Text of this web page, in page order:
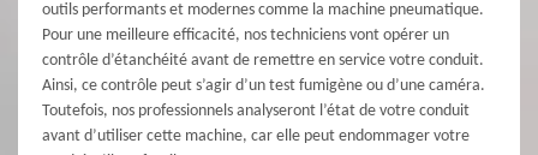
outils performants et modernes comme la machine pneumatique.
Pour une meilleure efficacité, nos techniciens vont opérer un
contrôle d’étanchéité avant de remettre en service votre conduit.
Ainsi, ce contrôle peut s’agir d’un test fumigène ou d’une caméra.
Toutefois, nos professionnels analyseront l’état de votre conduit
avant d’utiliser cette machine, car elle peut endommager votre